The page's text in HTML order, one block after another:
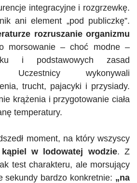
integracyjne i rozgrzewkę.
ani element „pod publiczkę”.
rozruszanie organizmu
morsowanie– choć modne –
i podstawowych zasad
Uczestnicy wykonywali
trucht, pajacyki i przysiady.
krążenia i przygotowanie ciała
temperatury.
moment, na który wszyscy
w lodowatej wodzie. Z
test charakteru, ale morsujący
sekundy bardzo konkretnie: „na